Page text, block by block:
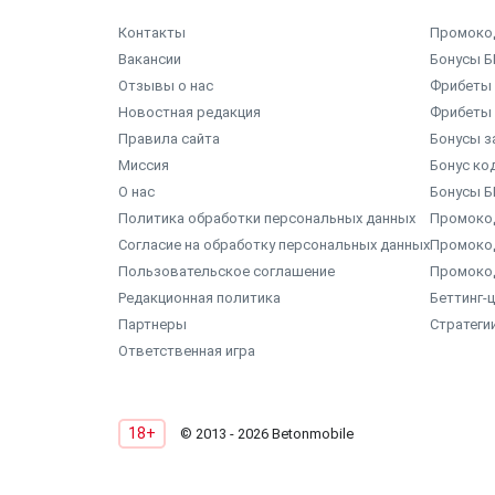
Контакты
Вакансии
Отзывы о нас
Новостная редакция
Правила сайта
Миссия
О нас
Политика обработки персональных данных
Согласие на обработку персональных данных
Пользовательское соглашение
Редакционная политика
Партнеры
Ответственная игра
Бонусы
Фрибеты
Фрибеты
Бонусы
Бонус
Бонусы
Беттинг-
18+ © 2013 - 2026 Betonmobile